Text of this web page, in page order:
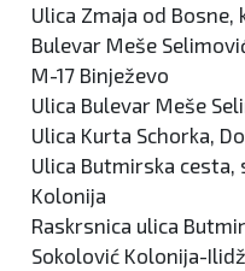
Ulica Zmaja od
Bulevar Meše
M-17 Binježevo
Ulica Bulevar Meše
Ulica Kurta Schorka,
Ulica Butmirska
Kolonija
Raskrsnica ulica
Sokolović Kolonija-